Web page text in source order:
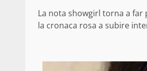
La nota showgirl torna a
la cronaca rosa a subire